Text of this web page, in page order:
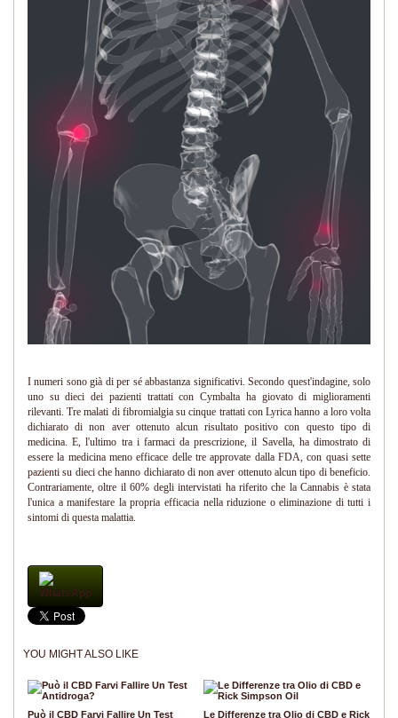
I numeri sono già di per sé abbastanza significativi. Secondo quest'indagine, solo
uno su dieci dei pazienti trattati con Cymbalta ha giovato di miglioramenti
rilevanti. Tre malati di fibromialgia su cinque trattati con Lyrica hanno a loro volta
dichiarato di non aver ottenuto alcun risultato positivo con questo tipo di
medicina. E, l'ultimo tra i farmaci da prescrizione, il Savella, ha dimostrato di
essere la medicina meno efficace delle tre approvate dalla FDA, con quasi sette
pazienti su dieci che hanno dichiarato di non aver ottenuto alcun tipo di beneficio.
Contrariamente, oltre il 60% degli intervistati ha riferito che la Cannabis è stata
l'unica a manifestare la propria efficacia nella riduzione o eliminazione di tutti i
sintomi di questa malattia.
WhatsApp
YOU MIGHT ALSO LIKE
Può il CBD Farvi Fallire Un Test
Le Differenze tra Olio di CBD e Rick